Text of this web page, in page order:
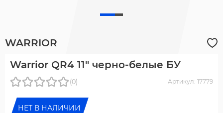
WARRIOR
Warrior QR4 11" черно-белые БУ
(0) Артикул: 17779
НЕТ В НАЛИЧИИ